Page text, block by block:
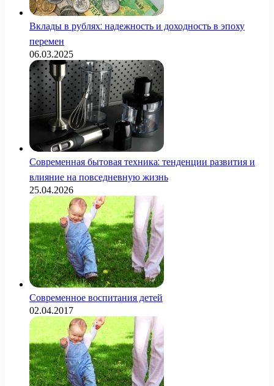
Вклады в рублях: надежность и доходность в эпоху
перемен
06.03.2025
Современная бытовая техника: тенденции развития и
влияние на повседневную жизнь
25.04.2026
Современное воспитания детей
02.04.2017